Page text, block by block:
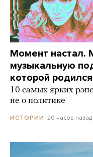
Момент настал.
музыкальную
которой
10 самых ярких
не о политике
ИСТОРИИ 20 часов назад